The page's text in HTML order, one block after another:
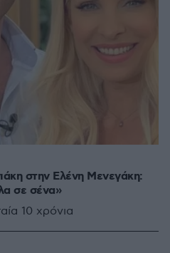
στην Ελένη Μενεγάκη:
σε σένα»
10 χρόνια